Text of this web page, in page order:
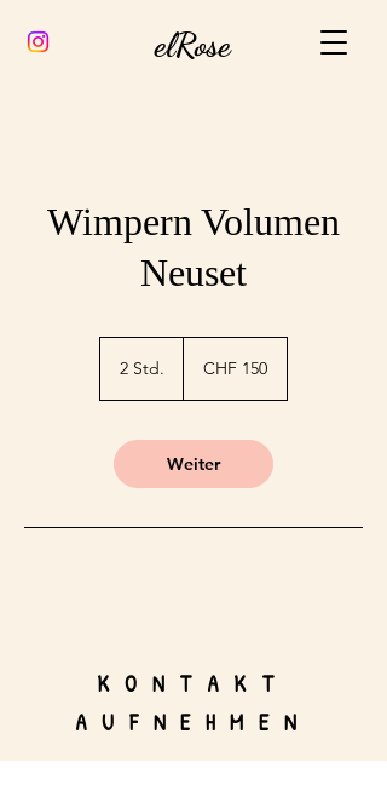
elRose
Wimpern Volumen
Neuset
2 Std.
d
.
Franken
CHF 150
Weiter
KONTAKT
AUFNEHMEN